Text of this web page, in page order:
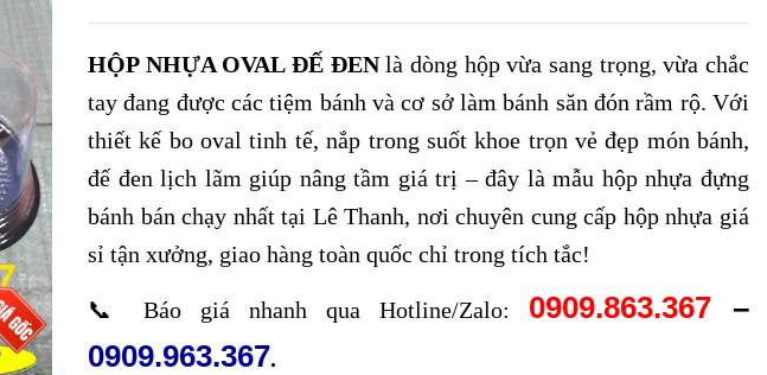
HỘP NHỰA OVAL ĐẾ ĐENlà dòng hộp vừa sang trọng, vừa chắc
tay đang được các tiệm bánh và cơ sở làm bánh săn đón rầm rộ. Với
thiết kế bo oval tinh tế, nắp trong suốt khoe trọn vẻ đẹp món bánh,
đế đen lịch lãm giúp nâng tầm giá trị – đây là mẫu hộp nhựa đựng
bánh bán chạy nhất tại Lê Thanh, nơi chuyên cung cấp hộp nhựa giá
sỉ tận xưởng, giao hàng toàn quốc chỉ trong tích tắc!
📞 Báo giá nhanh qua Hotline/Zalo: 0909.863.367 –
0909.963.367.